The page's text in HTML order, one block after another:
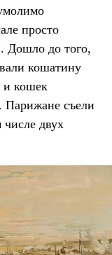
просто
Дошло до того,
кошатину
и кошек
Парижане съели
двух